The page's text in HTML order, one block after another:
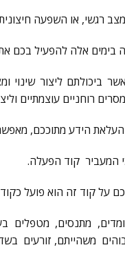
רגשי, או השפעה
בימים אלה להפעיל בכם
ביכולתם ליצור
רוחניים עוצמתיים
על קוד זה הוא פועל
מתנסים,
משהייתם, זורעים